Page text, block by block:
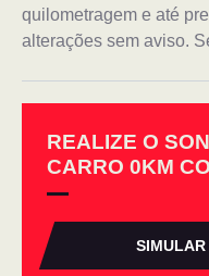
quilometragem e até
alterações sem aviso.
REALIZE O
CARRO 0KM